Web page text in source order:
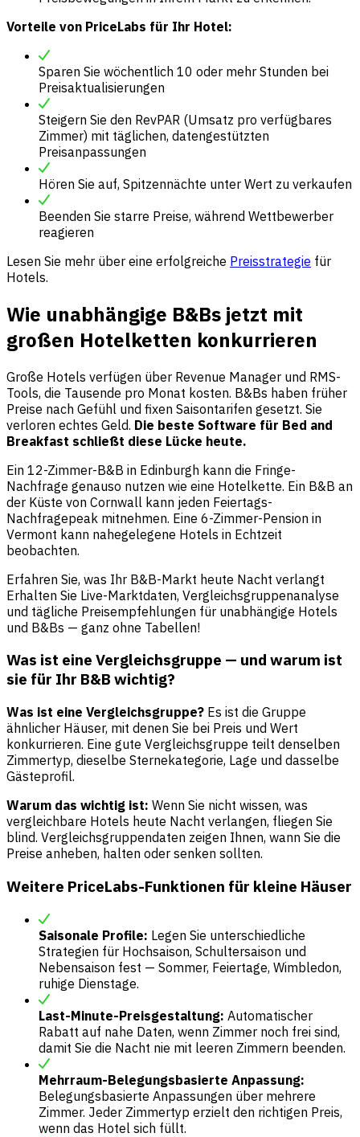
Vorteile von PriceLabs für Ihr Hotel:
Sparen Sie wöchentlich 10 oder mehr Stunden bei
Preisaktualisierungen
Steigern Sie den RevPAR (Umsatz pro verfügbares
Zimmer) mit täglichen, datengestützten
Preisanpassungen
Hören Sie auf, Spitzennächte unter Wert zu verkaufen
Beenden Sie starre Preise, während Wettbewerber
reagieren
Lesen Sie mehr über eine erfolgreiche Preisstrategie für
Hotels.
Wie unabhängige B&Bs jetzt mit
großen Hotelketten konkurrieren
Große Hotels verfügen über Revenue Manager und RMS-
Tools, die Tausende pro Monat kosten. B&Bs haben früher
Preise nach Gefühl und fixen Saisontarifen gesetzt. Sie
verloren echtes Geld. Die beste Software für Bed and
Breakfast schließt diese Lücke heute.
Ein 12-Zimmer-B&B in Edinburgh kann die Fringe-
Nachfrage genauso nutzen wie eine Hotelkette. Ein B&B an
der Küste von Cornwall kann jeden Feiertags-
Nachfragepeak mitnehmen. Eine 6-Zimmer-Pension in
Vermont kann nahegelegene Hotels in Echtzeit
beobachten.
Erfahren Sie, was Ihr B&B-Markt heute Nacht verlangt
Erhalten Sie Live-Marktdaten, Vergleichsgruppenanalyse
und tägliche Preisempfehlungen für unabhängige Hotels
und B&Bs — ganz ohne Tabellen!
Was ist eine Vergleichsgruppe — und warum ist
sie für Ihr B&B wichtig?
Was ist eine Vergleichsgruppe? Es ist die Gruppe
ähnlicher Häuser, mit denen Sie bei Preis und Wert
konkurrieren. Eine gute Vergleichsgruppe teilt denselben
Zimmertyp, dieselbe Sternekategorie, Lage und dasselbe
Gästeprofil.
Warum das wichtig ist: Wenn Sie nicht wissen, was
vergleichbare Hotels heute Nacht verlangen, fliegen Sie
blind. Vergleichsgruppendaten zeigen Ihnen, wann Sie die
Preise anheben, halten oder senken sollten.
Weitere PriceLabs-Funktionen für kleine Häuser
Saisonale Profile: Legen Sie unterschiedliche
Strategien für Hochsaison, Schultersaison und
Nebensaison fest — Sommer, Feiertage, Wimbledon,
ruhige Dienstage.
Last-Minute-Preisgestaltung: Automatischer
Rabatt auf nahe Daten, wenn Zimmer noch frei sind,
damit Sie die Nacht nie mit leeren Zimmern beenden.
Mehrraum-Belegungsbasierte Anpassung:
Belegungsbasierte Anpassungen über mehrere
Zimmer. Jeder Zimmertyp erzielt den richtigen Preis,
wenn das Hotel sich füllt.